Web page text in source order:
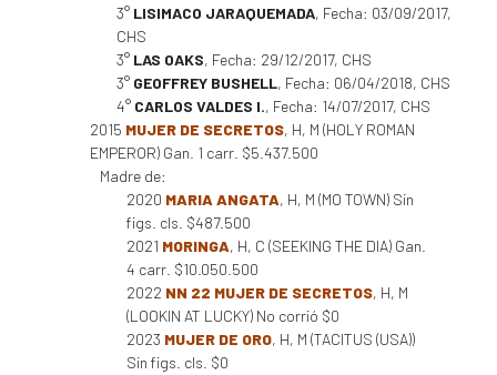
3° LISIMACO JARAQUEMADA, Fecha: 03/09/2017,
CHS
3° LAS OAKS, Fecha: 29/12/2017, CHS
3° GEOFFREY BUSHELL, Fecha: 06/04/2018, CHS
4° CARLOS VALDES I., Fecha: 14/07/2017, CHS
2015 MUJER DE SECRETOS, H, M (HOLY ROMAN
EMPEROR) Gan. 1 carr. $5.437.500
Madre de:
2020 MARIA ANGATA, H, M (MO TOWN) Sin
figs. cls. $487.500
2021 MORINGA, H, C (SEEKING THE DIA) Gan.
4 carr. $10.050.500
2022 NN 22 MUJER DE SECRETOS, H, M
(LOOKIN AT LUCKY) No corrió $0
2023 MUJER DE ORO, H, M (TACITUS (USA))
Sin figs. cls. $0